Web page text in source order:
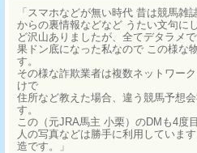
「スマホなどが無い時代 昔は競馬雑
からの裏情報などなど うたい文句に
ど沢山ありましたが、全てデタラメ
果ドン底になった私なので この様な
す。
その様な詐欺業者は複数ネットワー
けで
住所など教えた場合、違う競馬予想
す。
この（元JRA馬主 小栗）のDMも4度
人の写真などは勝手に利用していま
造です。」